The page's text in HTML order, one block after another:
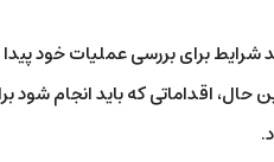
برای بررسی عملیات خود پیدا
حال، اقداماتی که باید انجام شود